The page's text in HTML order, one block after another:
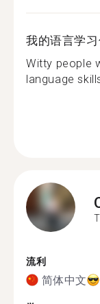
我的语言学
Witty people
language
流利
简体中文